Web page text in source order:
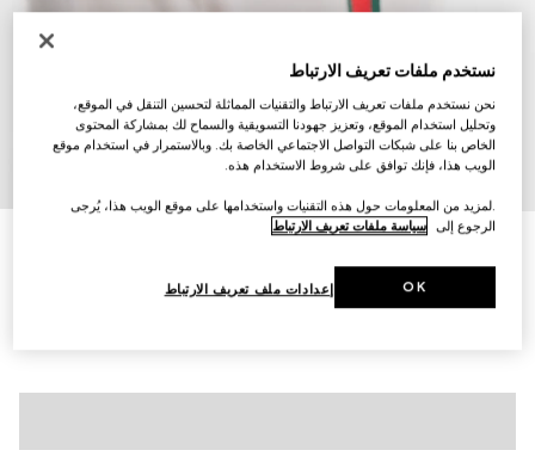
/
7
تي شيرت بولو من الصوف المحبوك مع شريط ويب
€ 1.500
نستخدم ملفات تعريف الارتباط
نحن نستخدم ملفات تعريف الارتباط والتقنيات المماثلة لتحسين التنقل في الموقع،
وتحليل استخدام الموقع، وتعزيز جهودنا التسويقية والسماح لك بمشاركة المحتوى
الخاص بنا على شبكات التواصل الاجتماعي الخاصة بك. وبالاستمرار في استخدام موقع
الويب هذا، فإنك توافق على شروط الاستخدام هذه.
.لمزيد من المعلومات حول هذه التقنيات واستخدامها على موقع الويب هذا، يُرجى
الرجوع إلى سياسة ملفات تعريف الارتباط
إعدادات ملف تعريف الارتباط OK